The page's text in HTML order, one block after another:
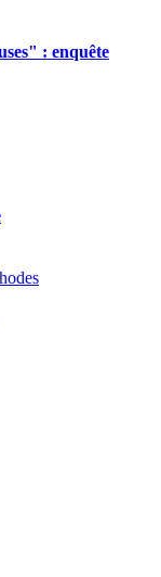
: enquête